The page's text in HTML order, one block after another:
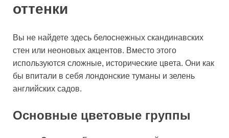
оттенки
Вы не найдете здесь белоснежных скандинавских
стен или неоновых акцентов. Вместо этого
используются сложные, исторические цвета. Они как
бы впитали в себя лондонские туманы и зелень
английских садов.
Основные цветовые группы